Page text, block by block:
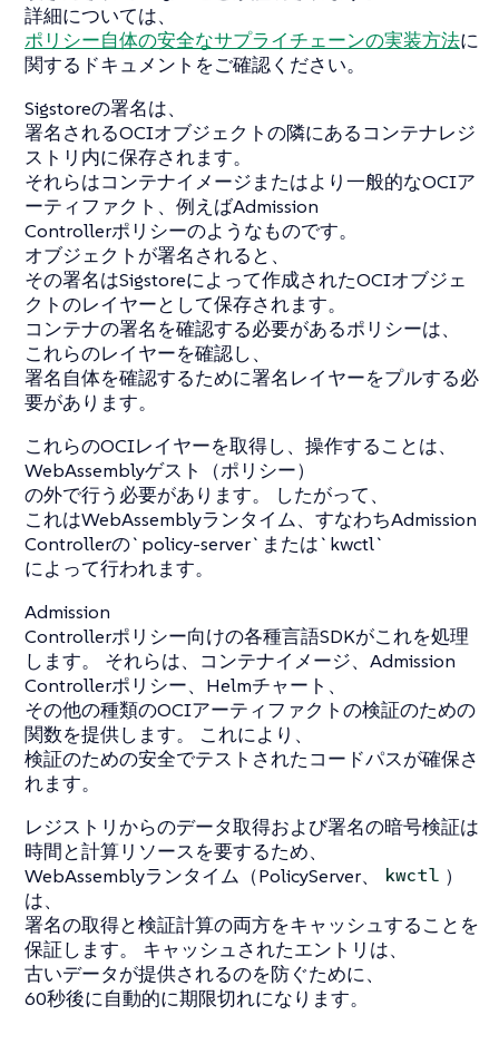
詳細については、
ポリシー自体の安全なサプライチェーンの実装方法に
関するドキュメントをご確認ください。
Sigstoreの署名は、
署名されるOCIオブジェクトの隣にあるコンテナレジ
ストリ内に保存されます。
それらはコンテナイメージまたはより一般的なOCIア
ーティファクト、例えばAdmission
Controllerポリシーのようなものです。
オブジェクトが署名されると、
その署名はSigstoreによって作成されたOCIオブジェ
クトのレイヤーとして保存されます。
コンテナの署名を確認する必要があるポリシーは、
これらのレイヤーを確認し、
署名自体を確認するために署名レイヤーをプルする必
要があります。
これらのOCIレイヤーを取得し、操作することは、
WebAssemblyゲスト（ポリシー）
の外で行う必要があります。 したがって、
これはWebAssemblyランタイム、すなわちAdmission
Controllerの`policy-server`または`kwctl`
によって行われます。
Admission
Controllerポリシー向けの各種言語SDKがこれを処理
します。 それらは、コンテナイメージ、Admission
Controllerポリシー、Helmチャート、
その他の種類のOCIアーティファクトの検証のための
関数を提供します。 これにより、
検証のための安全でテストされたコードパスが確保さ
れます。
レジストリからのデータ取得および署名の暗号検証は
時間と計算リソースを要するため、
WebAssemblyランタイム（PolicyServer、
kwctl ）
は、
署名の取得と検証計算の両方をキャッシュすることを
保証します。 キャッシュされたエントリは、
古いデータが提供されるのを防ぐために、
60秒後に自動的に期限切れになります。